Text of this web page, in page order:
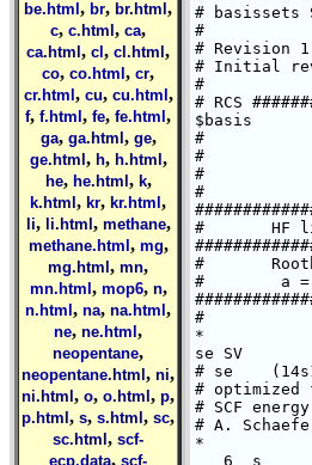
be.html , br, br.html ,
c, c.html , ca,
ca.html , cl , cl.html ,
co, co.html , cr,
cr.html , cu, cu.html ,
f, f.html , fe, fe.html ,
ga, ga.html , ge,
ge.html , h, h.html ,
he, he.html , k,
k.html , kr, kr.html ,
li, li.html , methane,
methane.html , mg,
mg.html , mn,
mn.html , mop6, n,
n.html , na, na.html ,
ne, ne.html ,
neopentane,
neopentane.html , ni,
ni.html , o, o.html , p,
p.html , s, s.html , sc,
sc.html , scf-
ecp.data, scf-